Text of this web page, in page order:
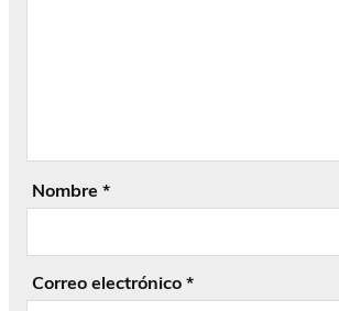
Nombre *
Correo electrónico *